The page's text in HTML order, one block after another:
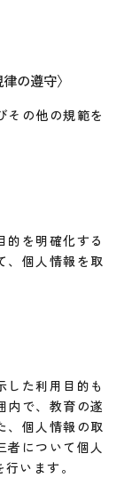
の遵守
その他の規範を
的を明確化する
、個人情報を取
した利用目的も
内で、教育の遂
、個人情報の取
者について個人
います。